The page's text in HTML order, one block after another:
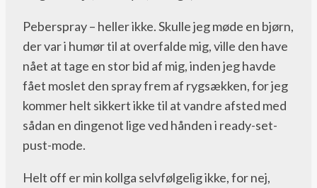
Peberspray – heller ikke. Skulle jeg møde en bjørn,
der var i humør til at overfalde mig, ville den have
nået at tage en stor bid af mig, inden jeg havde
fået moslet den spray frem af rygsækken, for jeg
kommer helt sikkert ikke til at vandre afsted med
sådan en dingenot lige ved hånden i ready-set-
pust-mode.
Helt off er min kollga selvfølgelig ikke, for nej,